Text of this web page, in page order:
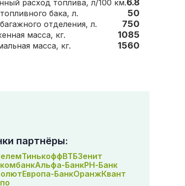
расход топлива, л/100 км.6.8
Объем топливного бака, л. 50
Объем багажного отделения, л. 750
Снаряженная масса, кг. 1085
Максимальная масса, кг. 1560
партнёры:
ТинькоффВТБЗенит
Альфа-БанкРН-Банк
Европа-БанкОранжКвант